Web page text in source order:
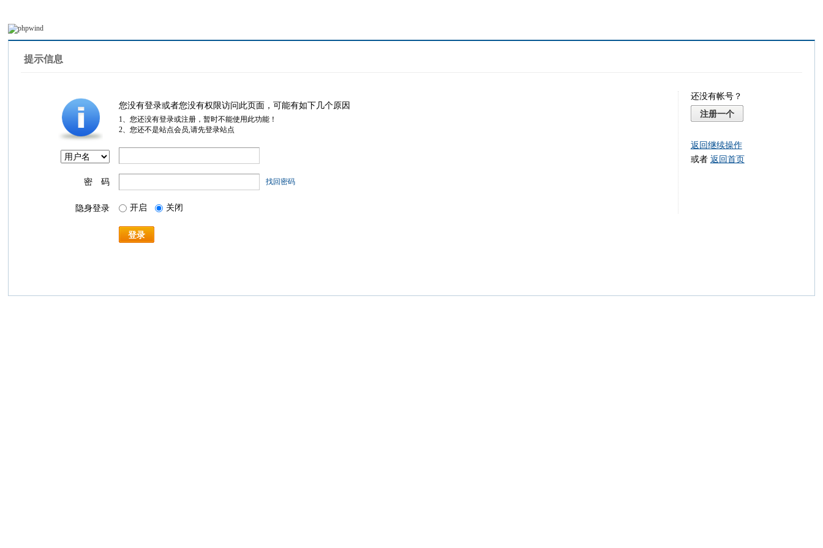
提示信息
您没有登录或者您没有权限访问此页面，可能有如下几个原因
1、您还没有登录或注册，暂时不能使用此功能！
2、您还不是站点会员,请先登录站点
密 码 找回密码
隐身登录 开启 关闭
登录
还没有帐号？
注册一个
返回继续操作
或者 返回首页